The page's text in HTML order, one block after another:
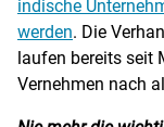
indische
werden. Die
laufen bereits seit
Vernehmen nach